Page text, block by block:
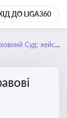
ДО LIGA360
Суд: кейси, правові позиції